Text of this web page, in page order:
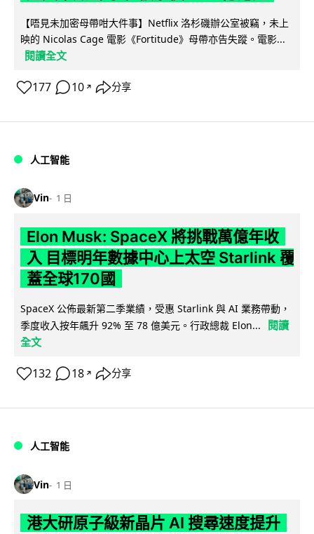
【唔見未加密母帶咁大件事】Netflix 洛杉磯辦公室被竊，未上
映的 Nicolas Cage 電影《Fortitude》母帶亦告失蹤。電影...
閱讀全文
177 10 ↗ 分享
人工智能
Vin 1 日
Elon Musk: SpaceX 將挑戰萬億年收
入 目標明年數據中心上太空 Starlink 覆
蓋全球170國
SpaceX 公佈最新第二季業績，受惠 Starlink 與 AI 業務帶動，
季度收入按年飆升 92% 至 78 億美元。行政總裁 Elon...
閱讀
全文
132 18 ↗ 分享
人工智能
Vin 1 日
港大研原子級新晶片 AI 搜尋速度提升